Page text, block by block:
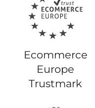
Ecommerce
Europe
Trustmark